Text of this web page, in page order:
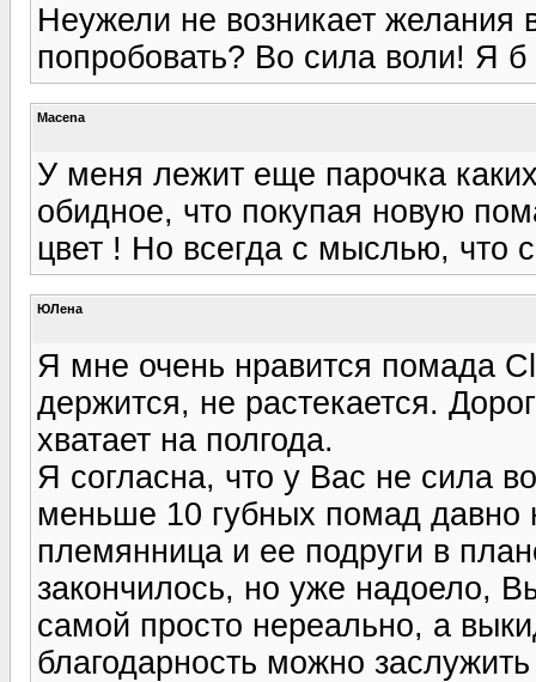
Неужели не возникает желания
попробовать? Во сила воли! Я
Macena
У меня лежит еще парочка
обидное, что покупая новую
цвет ! Но всегда с мыслью, что
ЮЛена
Я мне очень нравится помада
держится, не растекается.
хватает на полгода.
Я согласна, что у Вас не сила
меньше 10 губных помад давно
племянница и ее подруги в
закончилось, но уже надоело,
самой просто нереально, а
благодарность можно